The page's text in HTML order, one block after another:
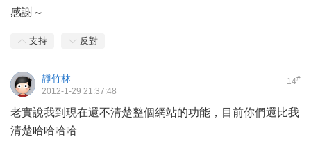
感謝～
支持 反對
14#
靜竹林
2012-1-29 21:37:48
老實說我到現在還不清楚整個網站的功能，目前你們還比我
清楚哈哈哈哈